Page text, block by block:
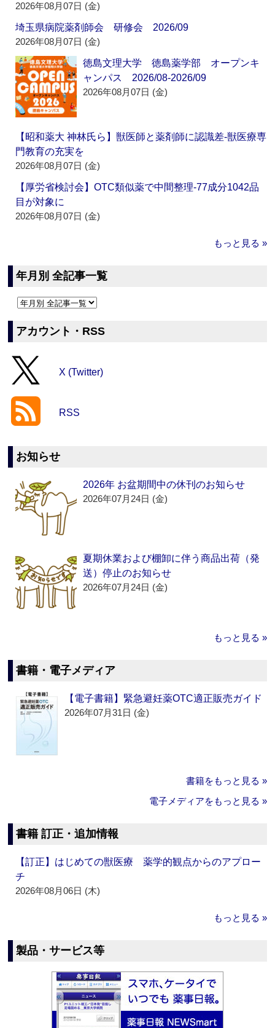
2026年08月07日 (金)
埼玉県病院薬剤師会 研修会 2026/09
2026年08月07日 (金)
徳島文理大学 徳島薬学部 オープンキ
ャンパス 2026/08-2026/09
2026年08月07日 (金)
【昭和薬大 神林氏ら】獣医師と薬剤師に認識差‐獣医療専
門教育の充実を
2026年08月07日 (金)
【厚労省検討会】OTC類似薬で中間整理‐77成分1042品
目が対象に
2026年08月07日 (金)
もっと見る »
年月別 全記事一覧
アカウント・RSS
X (Twitter)
RSS
お知らせ
2026年 お盆期間中の休刊のお知らせ
2026年07月24日 (金)
夏期休業および棚卸に伴う商品出荷（発
送）停止のお知らせ
2026年07月24日 (金)
もっと見る »
書籍・電子メディア
【電子書籍】緊急避妊薬OTC適正販売ガイド
2026年07月31日 (金)
書籍をもっと見る »
電子メディアをもっと見る »
書籍 訂正・追加情報
【訂正】はじめての獣医療 薬学的観点からのアプロー
チ
2026年08月06日 (木)
もっと見る »
製品・サービス等